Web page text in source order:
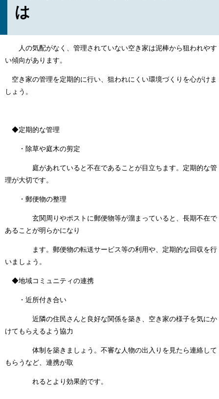
は
人の気配がなく、管理されていない空き家は泥棒から狙われやす
い傾向があります。
空き家の管理を定期的に行い、狙われにくい環境づくりを心がけま
しょう。
◆定期的な管理
・除草や庭木の剪定
庭があれていると不在であることが目立ちます。定期的な管
理が大切です。
・郵便物の整理
玄関周りやポストに郵便物等が溜まっていると、長期不在で
あることが明らかになり
ます。郵便物の転送サービス等の利用や、定期的な回収を行
いましょう。
◆地域コミュニティの連携
・近所付き合い
近隣の住民さんと良好な関係を築き、空き家の様子を気にか
けてもらえるよう協力
体制を築きましょう。不審な人物の出入りを見たら連絡して
もらうなど、連携が取
れるとより効果的です。